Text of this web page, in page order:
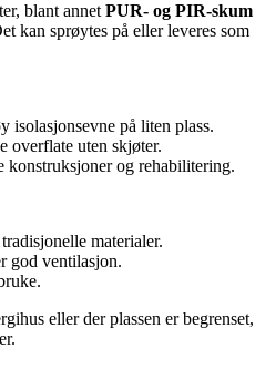
blant annet PUR- og PIR-skum
kan sprøytes på eller leveres som
isolasjonsevne på liten plass.
overflate uten skjøter.
konstruksjoner og rehabilitering.
materialer.
god ventilasjon.
eller der plassen er begrenset,